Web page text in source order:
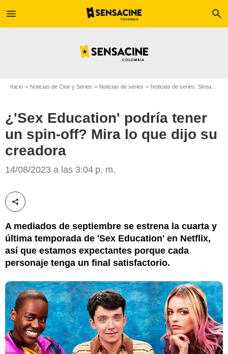
menu search
Inicio Noticias de Cine y Series Noticias de series Noticias de series: Streaming
¿'Sex Education' podría tener
un spin-off? Mira lo que dijo su
creadora
14/08/2023 a las 3:04 p. m.
Compartir esta noticia
A mediados de septiembre se estrena la cuarta y
última temporada de 'Sex Education' en Netflix,
así que estamos expectantes porque cada
personaje tenga un final satisfactorio.